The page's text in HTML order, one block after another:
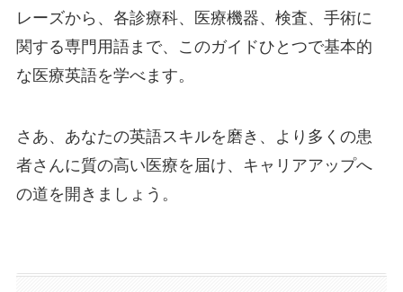
レーズから、各診療科、医療機器、検査、手術に
関する専門用語まで、このガイドひとつで基本的
な医療英語を学べます。
さあ、あなたの英語スキルを磨き、より多くの患
者さんに質の高い医療を届け、キャリアアップへ
の道を開きましょう。